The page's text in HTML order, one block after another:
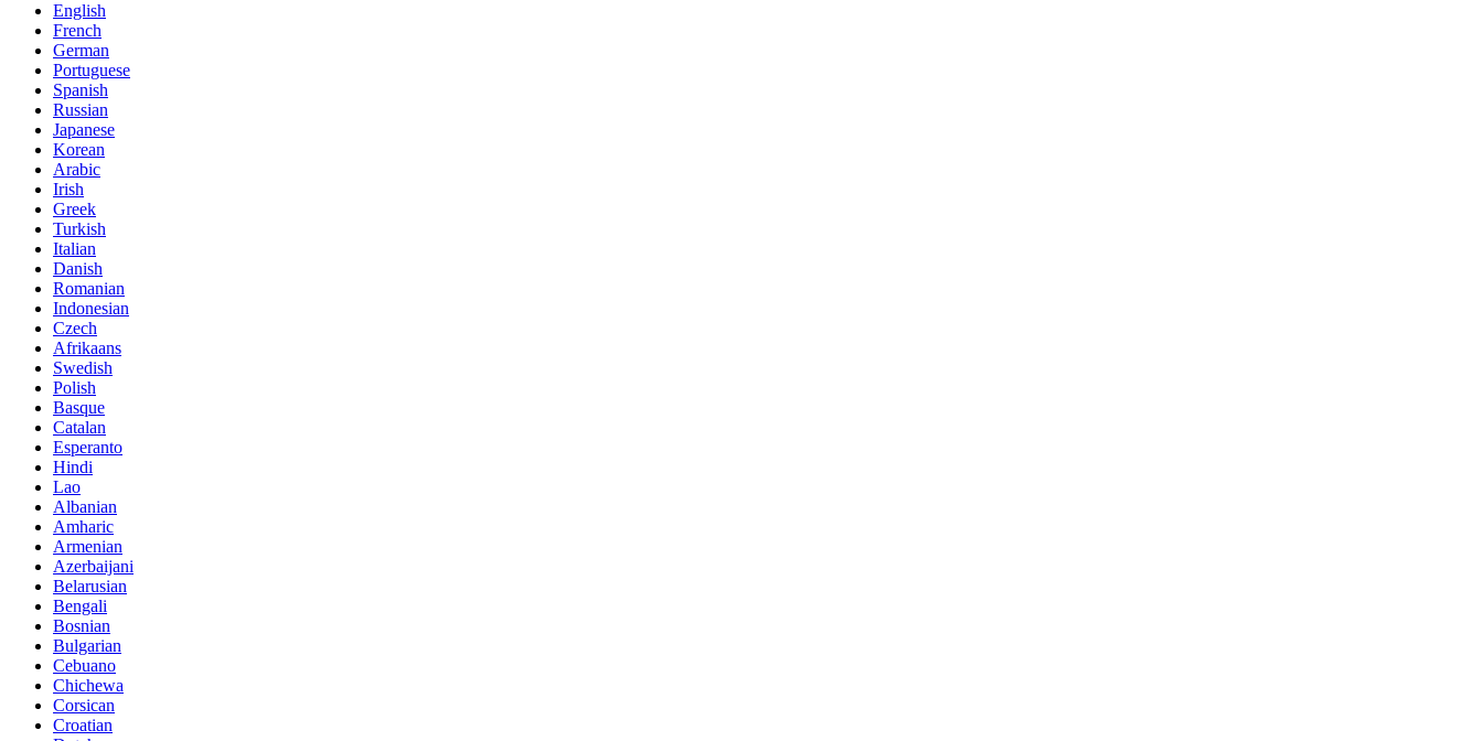
English
French
German
Portuguese
Spanish
Russian
Japanese
Korean
Arabic
Irish
Greek
Turkish
Italian
Danish
Romanian
Indonesian
Czech
Afrikaans
Swedish
Polish
Basque
Catalan
Esperanto
Hindi
Lao
Albanian
Amharic
Armenian
Azerbaijani
Belarusian
Bengali
Bosnian
Bulgarian
Cebuano
Chichewa
Corsican
Croatian